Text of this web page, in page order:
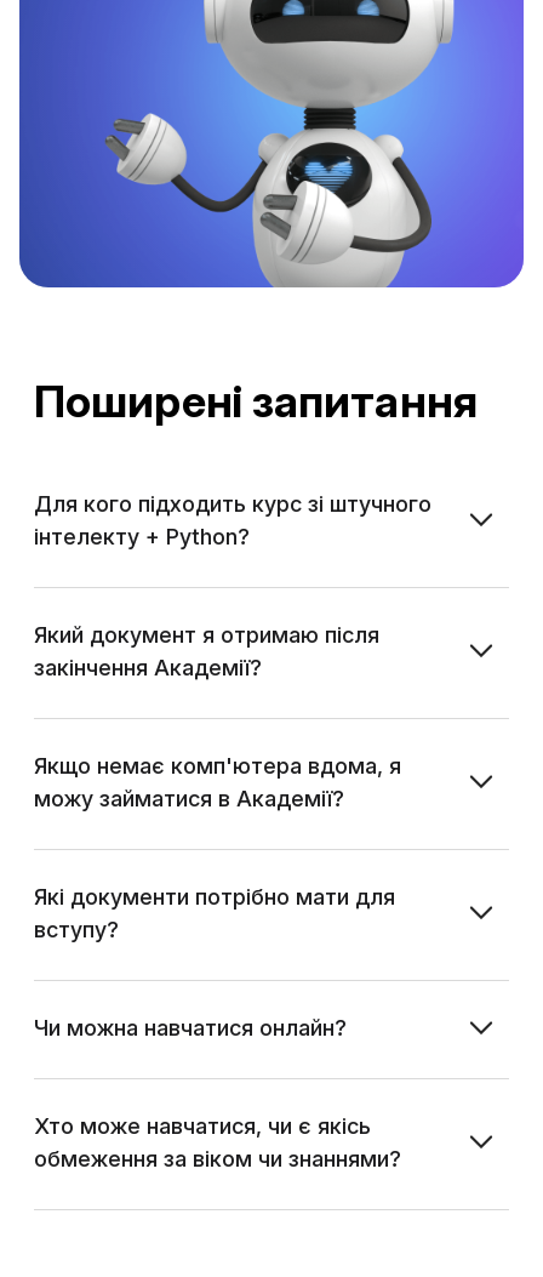
Поширені запитання
Для кого підходить курс зі штучного
інтелекту + Python?
Який документ я отримаю після
закінчення Академії?
Якщо немає комп'ютера вдома, я
можу займатися в Академії?
Які документи потрібно мати для
вступу?
Чи можна навчатися онлайн?
Хто може навчатися, чи є якісь
обмеження за віком чи знаннями?